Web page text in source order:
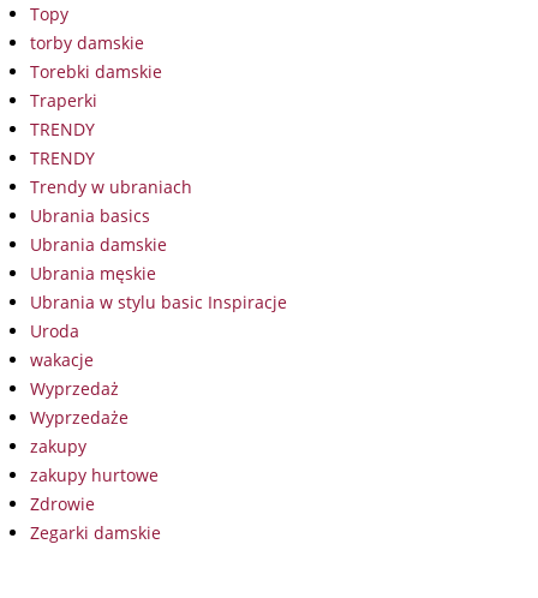
Topy
torby damskie
Torebki damskie
Traperki
TRENDY
TRENDY
Trendy w ubraniach
Ubrania basics
Ubrania damskie
Ubrania męskie
Ubrania w stylu basic Inspiracje
Uroda
wakacje
Wyprzedaż
Wyprzedaże
zakupy
zakupy hurtowe
Zdrowie
Zegarki damskie